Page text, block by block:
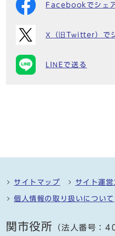
Facebookでシェ
X（旧Twitter）で
LINEで送る
サイトマップ サイト運営
個人情報の取り扱いについて
関市役所 （法人番号